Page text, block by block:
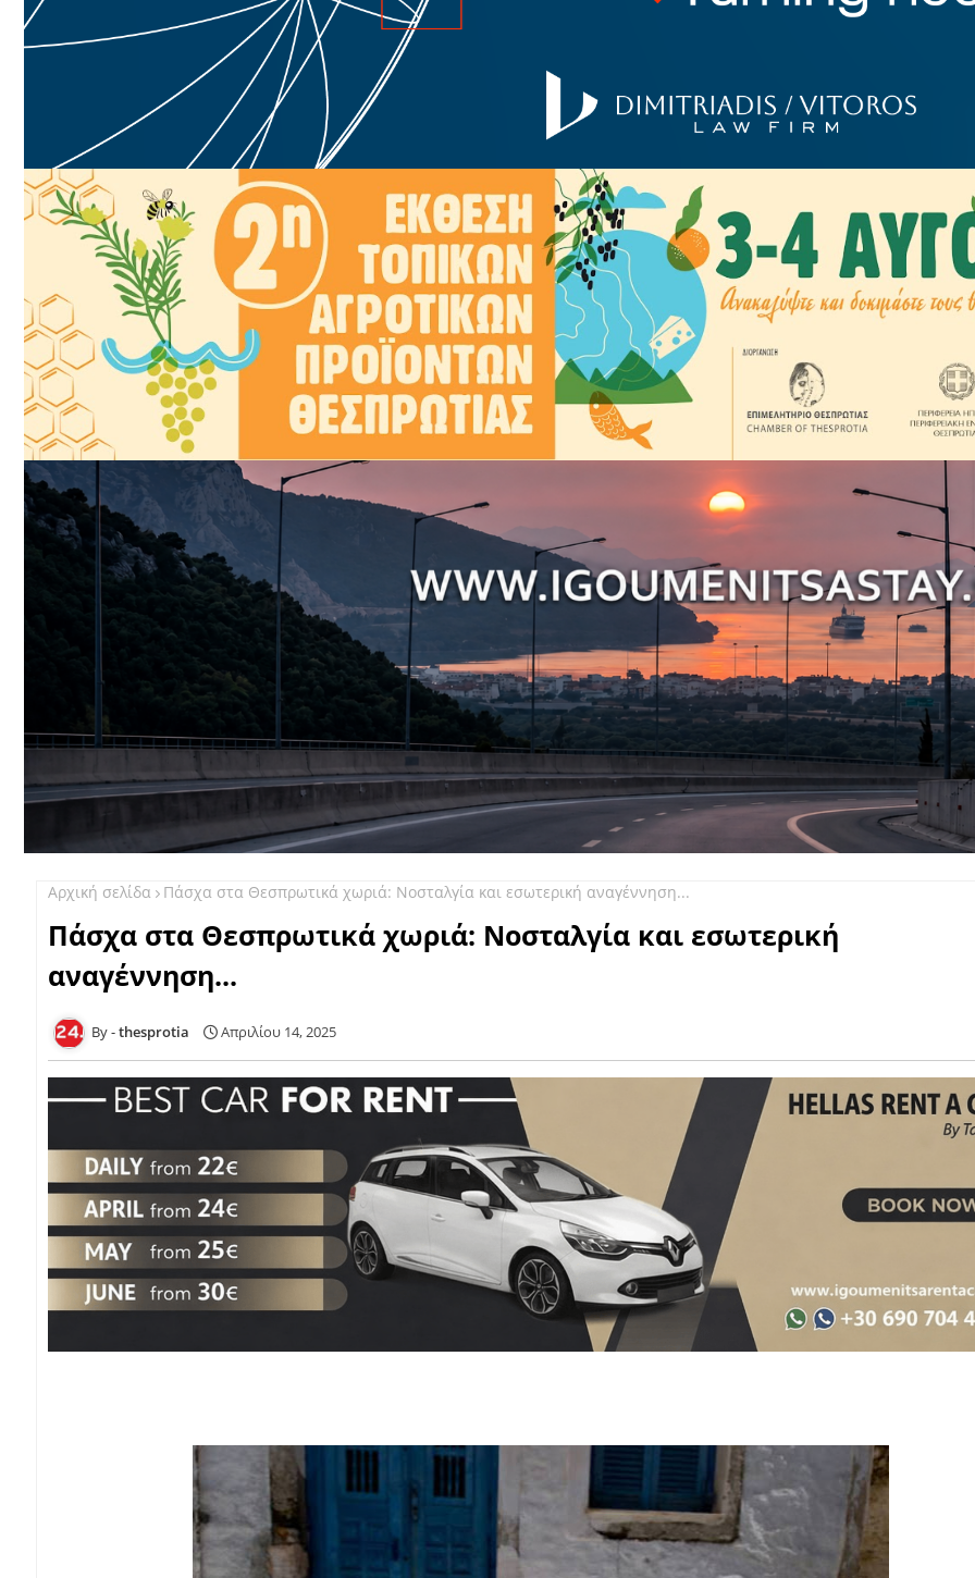
Αρχική σελίδα Πάσχα στα Θεσπρωτικά χωριά: Νοσταλγία και εσωτερική αναγέννηση...
Πάσχα στα Θεσπρωτικά χωριά: Νοσταλγία και εσωτερική
αναγέννηση...
thesprotia Απριλίου 14, 2025